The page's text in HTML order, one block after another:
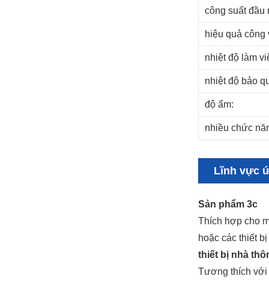
công suất đầu
hiệu quả công
nhiệt độ làm
nhiệt độ bảo
độ ẩm:
nhiều chức
Lĩnh vực
Sản phẩm 3c
Thích hợp cho
hoặc các thiết
thiết bị nhà
Tương thích với